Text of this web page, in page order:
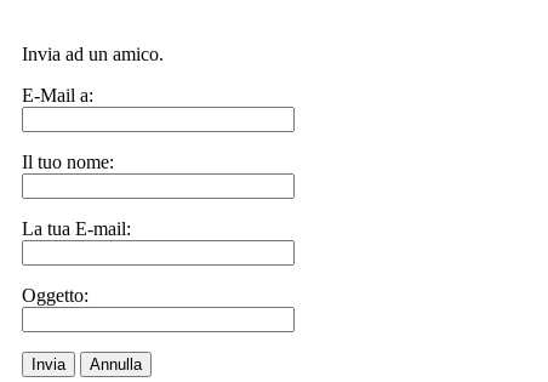
Invia ad un amico.
E-Mail a:
Il tuo nome:
La tua E-mail:
Oggetto:
Invia Annulla